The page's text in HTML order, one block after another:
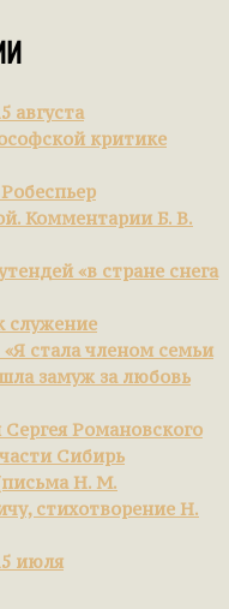
августа
критике
Комментарии Б. В.
«в стране снега
служение
стала членом семьи
замуж за любовь
Романовского
Сибирь
Н. М.
стихотворение Н.
июля